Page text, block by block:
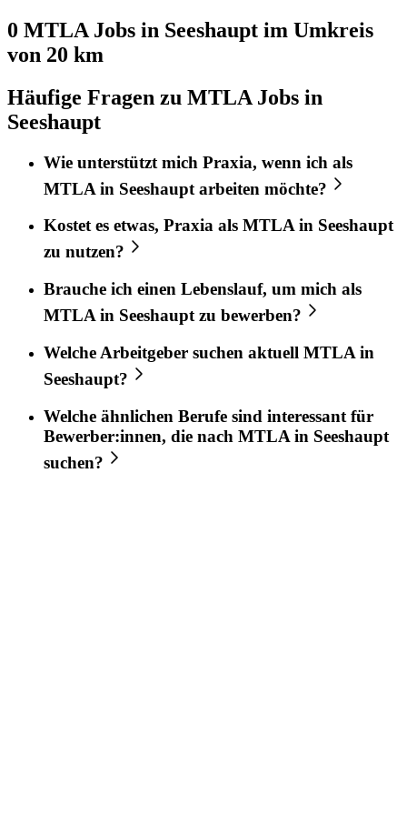
0 MTLA Jobs in Seeshaupt im Umkreis
von 20 km
Häufige Fragen zu MTLA Jobs in
Seeshaupt
Wie unterstützt mich Praxia, wenn ich als
MTLA in Seeshaupt arbeiten möchte?
Kostet es etwas, Praxia als MTLAin Seeshaupt
zu nutzen?
Brauche ich einen Lebenslauf, um mich als
MTLA in Seeshaupt zu bewerben?
Welche Arbeitgeber suchen aktuell MTLA in
Seeshaupt?
Welche ähnlichen Berufe sind interessant für
Bewerber:innen, die nach MTLA in Seeshaupt
suchen?